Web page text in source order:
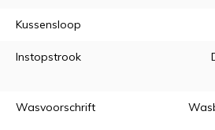
Kussensloop
Instopstrook
Wasvoorschrift